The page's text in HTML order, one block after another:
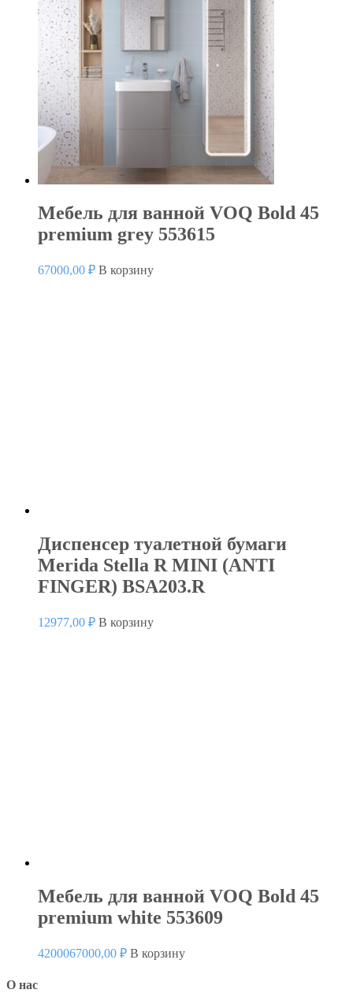
Мебель для ванной VOQ Bold 45
premium grey 553615
67000,00 ₽ В корзину
Диспенсер туалетной бумаги
Merida Stella R MINI (ANTI
FINGER) BSA203.R
12977,00 ₽ В корзину
Мебель для ванной VOQ Bold 45
premium white 553609
4200067000,00 ₽ В корзину
О нас